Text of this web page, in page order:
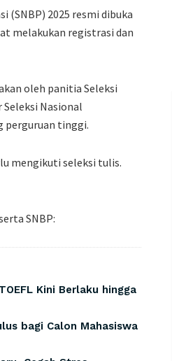
(SNBP) 2025 resmi dibuka
melakukan registrasi dan
oleh panitia Seleksi
Seleksi Nasional
perguruan tinggi.
mengikuti seleksi tulis.
SNBP:
Kini Berlaku hingga
bagi Calon Mahasiswa